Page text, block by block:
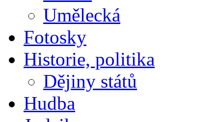
Umělecká
Fotosky
Historie, politika
Dějiny států
Hudba